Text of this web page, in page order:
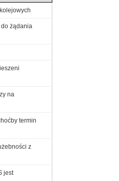
żądania
na
termin
z
jest